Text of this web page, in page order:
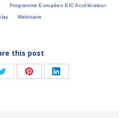
Programme Européen EIC Accélérateur
Webinaire
this post
PartagerPartagerPartager